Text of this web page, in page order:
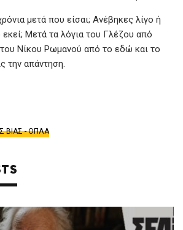
μετά που είσαι; Ανέβηκες λίγο ή
Μετά τα λόγια του Γλέζου από
Νίκου Ρωμανού από το εδώ και το
την απάντηση.
ΒΙΑΣ - ΟΠΛΑ